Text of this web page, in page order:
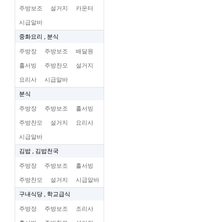
주방보조 설거지 카운터
시급알바
중화요리 , 분식
주방장 주방보조 배달원
홀서빙 주방찬모 설거지
요리사 시급알바
분식
주방장 주방보조 홀서빙
주방찬모 설거지 요리사
시급알바
김밥 , 김밥천국
주방장 주방보조 홀서빙
주방찬모 설거지 시급알바
구내식당 , 학교급식
주방장 주방보조 조리사